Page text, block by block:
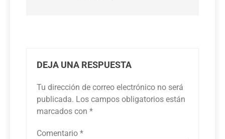
DEJA UNA RESPUESTA
Tu dirección de correo electrónico no será
publicada. Los campos obligatorios están
marcados con *
Comentario *